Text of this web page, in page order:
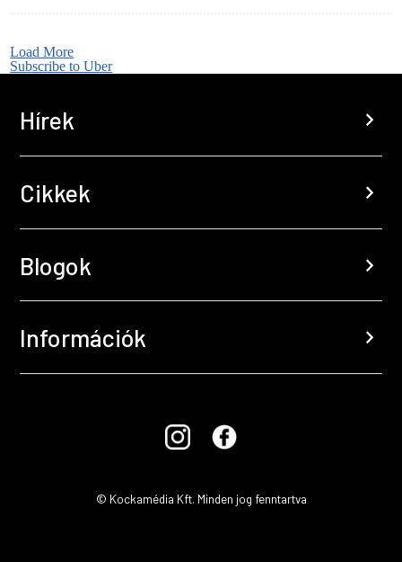
Load More
Subscribe to Uber
Hírek chevron_right
Cikkek chevron_right
Blogok chevron_right
Információk chevron_right
© Kockamédia Kft. Minden jog fenntartva